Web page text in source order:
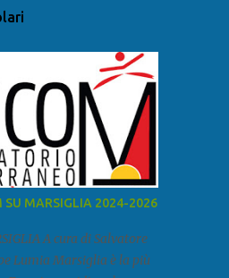
SU MARSIGLIA 2024-2026
A cura di Salvatore
Lumia Marsiglia è la più